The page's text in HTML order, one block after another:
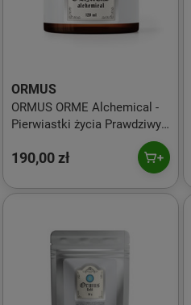
ORMUS
ORMUS ORME Alchemical -
Pierwiastki życia Prawdziwy
ksiąg (120 ml)
190,00 zł